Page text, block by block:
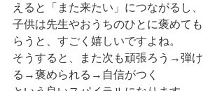
えると「また来たい」につながるし、
子供は先生やおうちのひとに褒めても
らうと、すごく嬉しいですよね。
そうすると、また次も頑張ろう→弾け
る→褒められる→自信がつく